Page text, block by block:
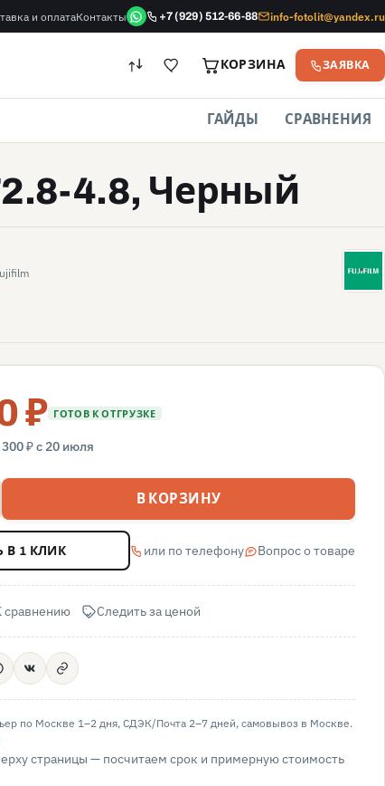
и оплатаКонтакты +7 (929) 512-66-88 info-fotolit@yandex.ru
КОРЗИНА ЗАЯВКА
ГАЙДЫ СРАВНЕНИЯ
4.8, Черный
F
₽ ГОТОВ К ОТГРУЗКЕ
₽ с 20 июля
В КОРЗИНУ
В 1 КЛИК или по телефону Вопрос о товаре
сравнению Следить за ценой
по Москве 1–2 дня, СДЭК/Почта 2–7 дней, самовывоз в Москве.
страницы — посчитаем срок и примерную стоимость